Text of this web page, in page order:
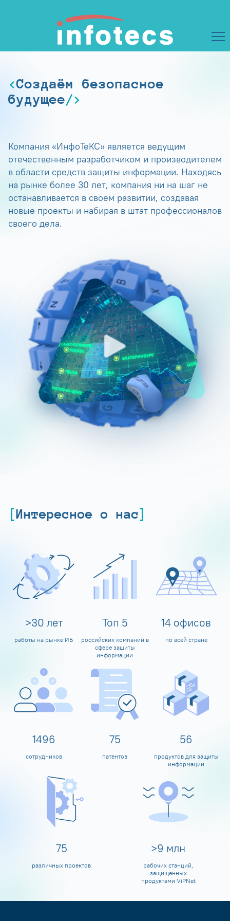
Создаём безопасное
будущее
Компания «ИнфоТеКС» является ведущим
отечественным разработчиком и производителем
в области средств защиты информации. Находясь
на рынке более 30 лет, компания ни на шаг не
останавливается в своем развитии, создавая
новые проекты и набирая в штат профессионалов
своего дела.
Интересное о нас
>30 лет
работы на рынке ИБ
Топ 5
российских компаний в
сфере защиты
информации
14 офисов
по всей стране
1600
сотрудников
80
патентов
60
продуктов для защиты
информации
80
различных проектов
>10 млн
рабочих станций,
защищенных
продуктами ViPNet